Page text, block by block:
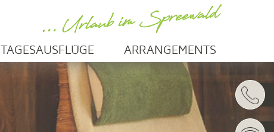
... Urlaub im Spreewald
TAGESAUSFLÜGE ARRANGEMENTS